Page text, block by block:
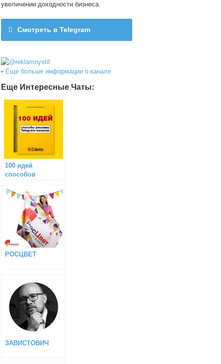
увеличении доходности бизнеса.
Смотреть в Telegram
• Еще больше информации о канале
Еще Интересные Чаты:
100 идей
способов
Telegram-каналов
РОСЦВЕТ
ЗАВИСТОВИЧ